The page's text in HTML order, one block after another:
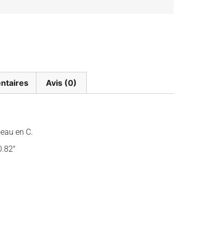
Avis (0)
en C.